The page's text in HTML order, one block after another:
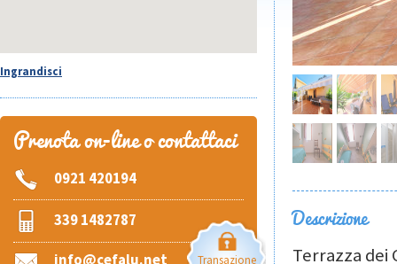
Ingrandisci
Prenota on-line o contattaci
0921 420194
339 1482787
info@cefalu.net
Transazione
Descrizione
Terrazza dei